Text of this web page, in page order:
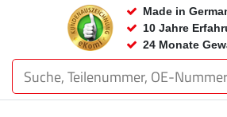
Made in
10 Jahre
24 Monate